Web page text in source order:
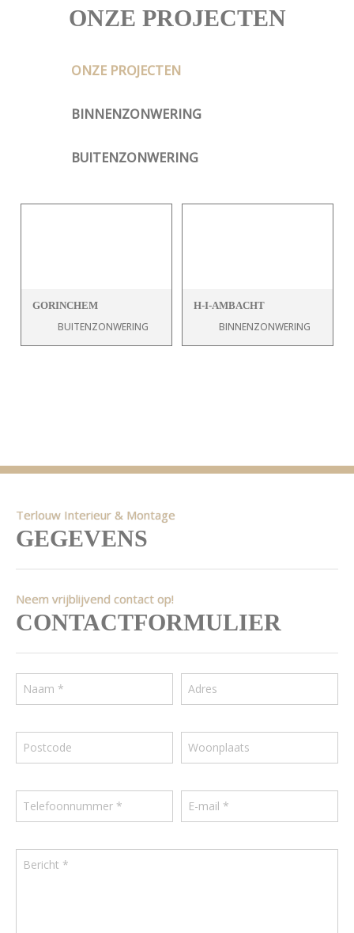
ONZE PROJECTEN
ONZE PROJECTEN
BINNENZONWERING
BUITENZONWERING
GORINCHEM
BUITENZONWERING
H-I-AMBACHT
BINNENZONWERING
Terlouw Interieur & Montage
GEGEVENS
Neem vrijblijvend contact op!
CONTACTFORMULIER